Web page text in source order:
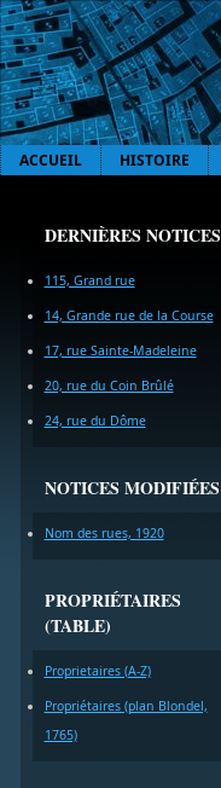
ACCUEIL HISTOIRE
DERNIÈRES NOTICES
115, Grand rue
14, Grande rue de la Course
17, rue Sainte-Madeleine
20, rue du Coin Brûlé
24, rue du Dôme
NOTICES MODIFIÉES
Nom des rues, 1920
PROPRIÉTAIRES
(TABLE)
Proprietaires (A-Z)
Propriétaires (plan Blondel,
1765)